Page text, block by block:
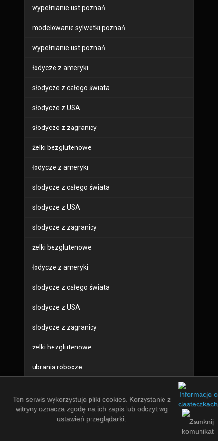
wypełnianie ust poznań
modelowanie sylwetki poznań
wypełnianie ust poznań
łodycze z ameryki
słodycze z całego świata
słodycze z USA
słodycze z zagranicy
żelki bezglutenowe
łodycze z ameryki
słodycze z całego świata
słodycze z USA
słodycze z zagranicy
żelki bezglutenowe
łodycze z ameryki
słodycze z całego świata
słodycze z USA
słodycze z zagranicy
żelki bezglutenowe
ubrania robocze
sprzęt bhp
Ten serwis wykorzystuje pliki cookies. Korzystanie z
witryny oznacza zgodę na ich zapis lub odczyt wg
ustawień przeglądarki.